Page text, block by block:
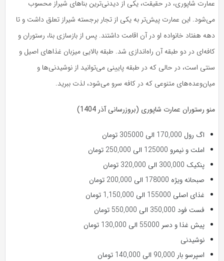
عمارت شاپوری، در حقیقت، یکی از دیدنی‌ترین بناهای شیراز محسوب
می‌شود. این عمارت پیش‌تر به یکی از تجار برجسته شیراز تعلق داشت و تا
دهه هفتاد خانواده او در آن اقامت داشتند. پس از بازسازی بنا، رستوران و
کافه‌ای در دو طبقه آن راه‌اندازی شد. طبقه بالایی میزبان غذاهای اصیل و
سنتی است، در حالی که در طبقه پایینی می‌توانید از نوشیدنی‌ها و
میان‌وعده‌های متنوعی که در کافه سرو می‌شود، لذت ببرید.
منو رستوران عمارت شاپوری (بروزرسانی آذر 1404)
اگ رول 170,000 الی 305000 تومان
املت و نیمرو 125000 الی 250,000 تومان
پنکیک 300,000 الی 320,000 تومان
صبحانه ویژه 178000 الی 200,000 تومان
غذای اصلی 155000 الی 1,150,000 تومان
فست فود 350,000 الی 550,000 تومان
پیش غذا و دسر 55000 الی 130,000 تومان
نوشیدنی
اسپرسو بار 90,000 الی 140,000 تومان